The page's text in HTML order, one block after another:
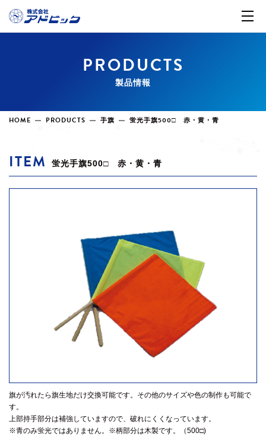
PRODUCTS
製品情報
HOME PRODUCTS 手旗 蛍光手旗500□ 赤・黄・青
ITEM 蛍光手旗500□ 赤・黄・青
旗が汚れたら旗生地だけ交換可能です。その他のサイズや色の制作も可能で
す。
上部持手部分は補強していますので、破れにくくなっています。
※青のみ蛍光ではありません。※柄部分は木製です。（500□)